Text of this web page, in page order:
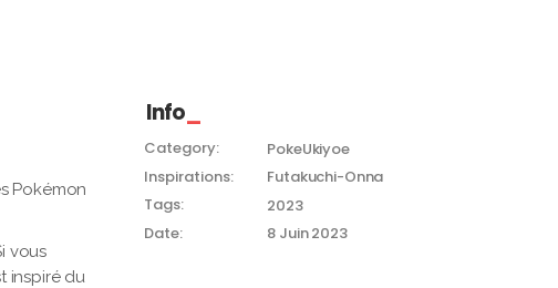
Pokémon
vous
inspiré du
Info
Category:
PokeUkiyoe
Inspirations:
Futakuchi-Onna
Tags:
2023
Date:
8 Juin 2023